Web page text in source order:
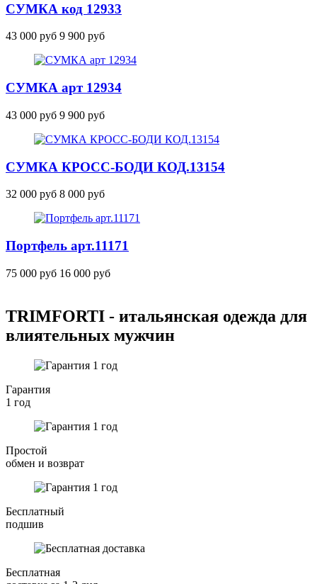
СУМКА код 12933
43 000 руб 9 900 руб
СУМКА арт 12934
43 000 руб 9 900 руб
СУМКА КРОСС-БОДИ КОД.13154
32 000 руб 8 000 руб
Портфель арт.11171
75 000 руб 16 000 руб
TRIMFORTI - итальянская одежда для
влиятельных мужчин
Гарантия
1 год
Простой
обмен и возврат
Бесплатный
подшив
Бесплатная